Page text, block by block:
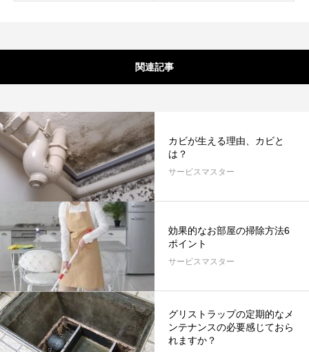
関連記事
カビが生える理由、カビと
は？
サービスマスター
効果的なお部屋の掃除方法6
ポイント
サービスマスター
グリストラップの定期的なメ
ンテナンスの必要感じておら
れますか？